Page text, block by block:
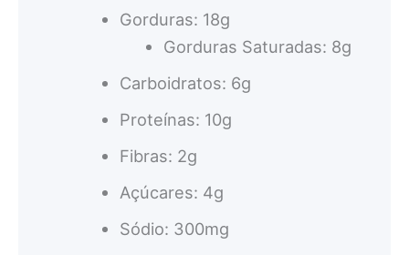
Gorduras: 18g
Gorduras Saturadas: 8g
Carboidratos: 6g
Proteínas: 10g
Fibras: 2g
Açúcares: 4g
Sódio: 300mg